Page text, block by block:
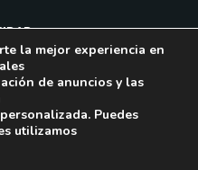
la mejor experiencia en
de anuncios y las
Puedes
utilizamos